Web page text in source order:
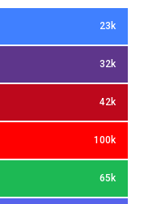
23k
32k
42k
100k
65k